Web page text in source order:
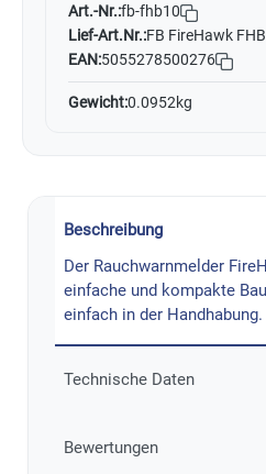
Art.-Nr.:fb-fhb10
Lief-Art.Nr.:FB FireHawk
EAN:5055278500276
Gewicht:0.0952kg
Beschreibung
Der Rauchwarnmelder
einfache und kompakte
einfach in der
Technische Daten
Bewertungen